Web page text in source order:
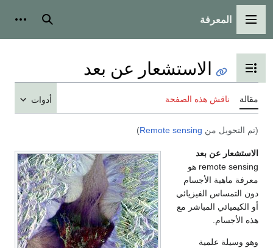
القائمة الرئيسية
المعرفة بحث
تبديل عرض جدول المحتويات
الاستشعار عن بعد
مقالة ناقش هذه الصفحة أدوات
(تم التحويل من Remote sensing
)
الاستشعار عن بعد
remote sensing هو
معرفة ماهية الأجسام
دون التمساس الفيزيائي
أو الكيميائي المباشر مع
هذه الأجسام.
وهو وسيلة علمية